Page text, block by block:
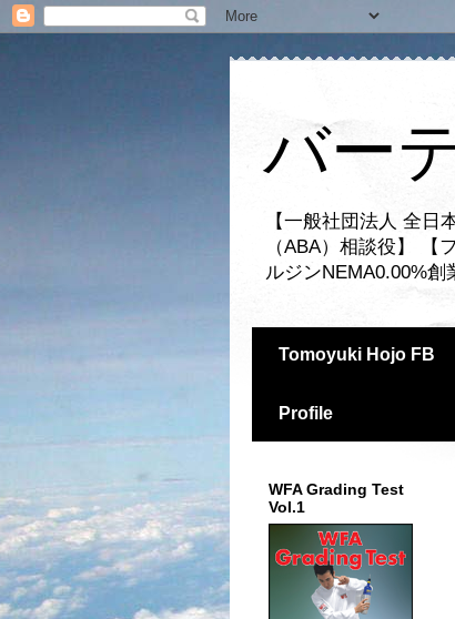
バー
【一般社団法人 全
（ABA）相談役】
ルジンNEMA0.00%
Tomoyuki Hojo FB
Profile
WFA Grading Test
Vol.1